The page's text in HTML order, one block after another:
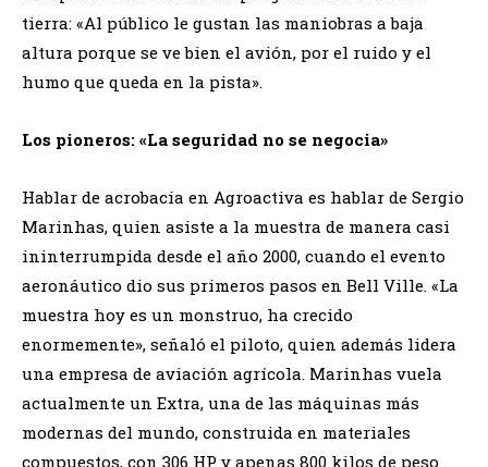
tierra: «Al público le gustan las maniobras a baja
altura porque se ve bien el avión, por el ruido y el
humo que queda en la pista».
​Los pioneros: «La seguridad no se negocia»
​Hablar de acrobacia en Agroactiva es hablar de Sergio
Marinhas, quien asiste a la muestra de manera casi
ininterrumpida desde el año 2000, cuando el evento
aeronáutico dio sus primeros pasos en Bell Ville. «La
muestra hoy es un monstruo, ha crecido
enormemente», señaló el piloto, quien además lidera
una empresa de aviación agrícola. Marinhas vuela
actualmente un Extra, una de las máquinas más
modernas del mundo, construida en materiales
compuestos, con 306 HP y apenas 800 kilos de peso.